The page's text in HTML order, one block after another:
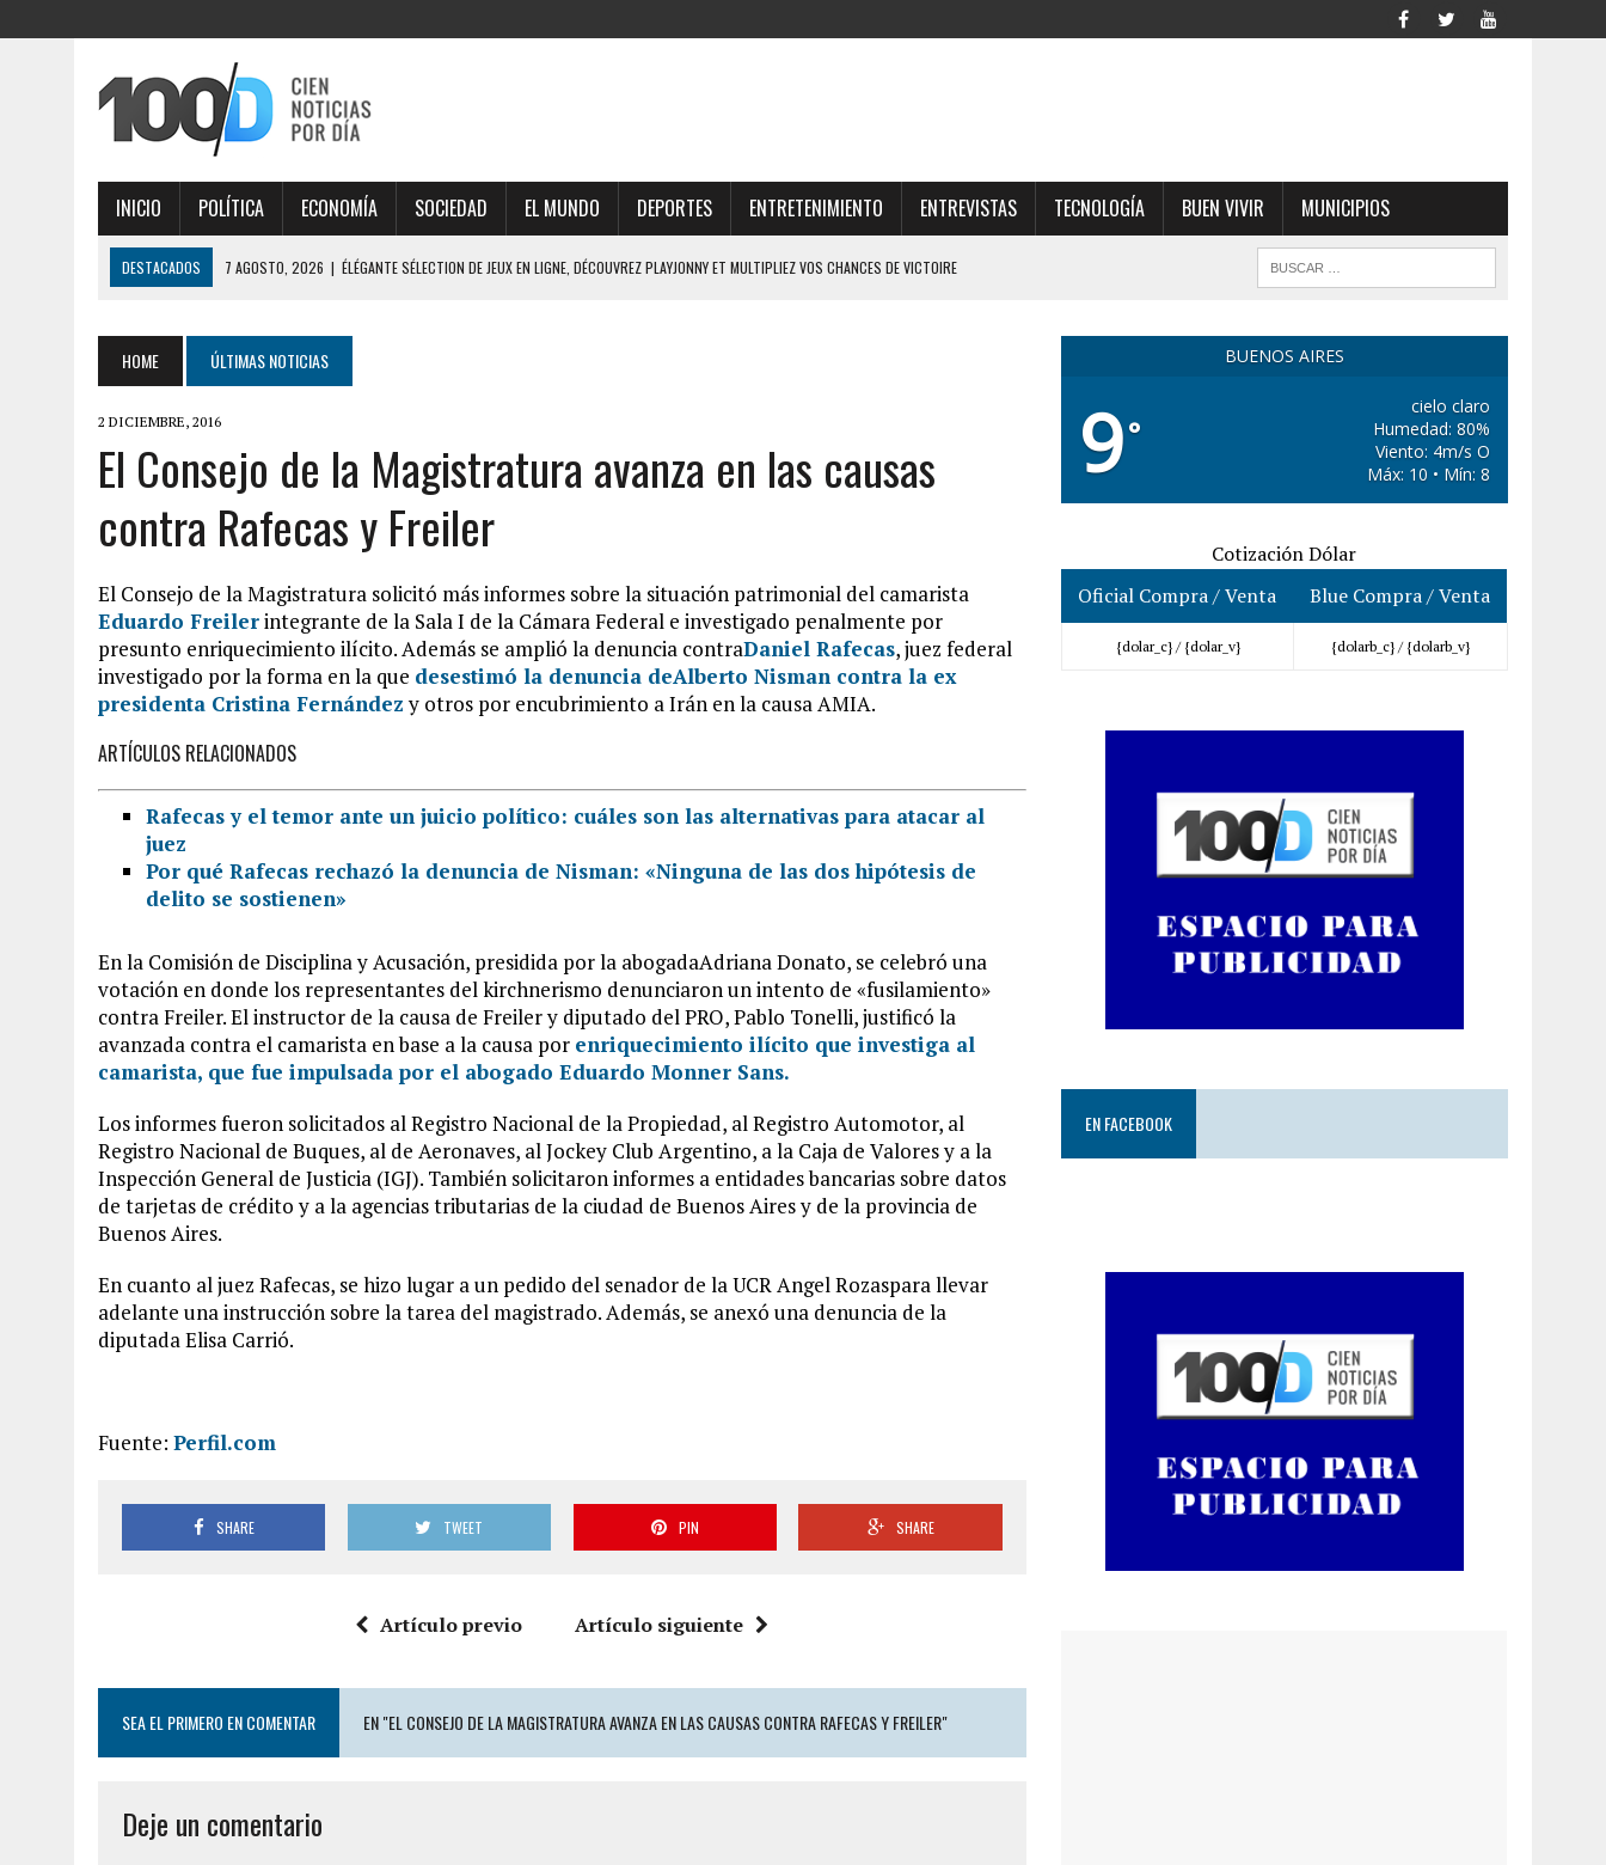
INICIO POLÍTICA ECONOMÍA SOCIEDAD EL MUNDO DEPORTES ENTRETENIMIENTO ENTREVISTAS TECNOLOGÍA BUEN VIVIR MUNICIPIOS
DESTACADOS 7 AGOSTO, 2026 | ÉLÉGANTE SÉLECTION DE JEUX EN LIGNE, DÉCOUVREZ PLAYJONNY ET MULTIPLIEZ VOS CHANCES DE VICTOIRE
7 AGOSTO, 2026
7 AGOSTO, 2026 | IMPORTANTE ANÁLISE DE MERCADO COM THORFORTUNE E ESTRATÉGIAS PARA O FUTURO FINANCEIRO
7 AGOSTO, 2026
7 AGOSTO, 2026 | SÉCURITÉ MAXIMALE, PROFITEZ PLEINEMENT DES OFFRES DU CASINO SUISSE EN LIGNE ET GAGNEZ GROS
HOME ÚLTIMAS NOTICIAS
2 DICIEMBRE, 2016
El Consejo de la Magistratura avanza en las causas
contra Rafecas y Freiler
El Consejo de la Magistratura solicitó más informes sobre la situación patrimonial del camarista
Eduardo Freilerintegrante de la Sala I de la Cámara Federal e investigado penalmente por
presunto enriquecimiento ilícito. Además se amplió la denuncia contraDaniel Rafecas, juez federal
investigado por la forma en la que desestimó la denuncia deAlberto Nisman contra la ex
presidenta Cristina Fernándezy otros por encubrimiento a Irán en la causa AMIA.
ARTÍCULOS RELACIONADOS
Rafecas y el temor ante un juicio político: cuáles son las alternativas para atacar al
juez
Por qué Rafecas rechazó la denuncia de Nisman: «Ninguna de las dos hipótesis de
delito se sostienen»
En la Comisión de Disciplina y Acusación, presidida por la abogadaAdriana Donato, se celebró una
votación en donde los representantes del kirchnerismo denunciaron un intento de «fusilamiento»
contra Freiler. El instructor de la causa de Freiler y diputado del PRO, Pablo Tonelli, justificó la
avanzada contra el camarista en base a la causa por enriquecimiento ilícito que investiga al
camarista, que fue impulsada por el abogado Eduardo Monner Sans.
Los informes fueron solicitados al Registro Nacional de la Propiedad, al Registro Automotor, al
Registro Nacional de Buques, al de Aeronaves, al Jockey Club Argentino, a la Caja de Valores y a la
Inspección General de Justicia (IGJ). También solicitaron informes a entidades bancarias sobre datos
de tarjetas de crédito y a la agencias tributarias de la ciudad de Buenos Aires y de la provincia de
Buenos Aires.
En cuanto al juez Rafecas, se hizo lugar a un pedido del senador de la UCR Angel Rozaspara llevar
adelante una instrucción sobre la tarea del magistrado. Además, se anexó una denuncia de la
diputada Elisa Carrió.
Fuente: Perfil.com
SHARE TWEET PIN SHARE
Artículo previo Artículo siguiente
SEA EL PRIMERO EN COMENTAR EN "EL CONSEJO DE LA MAGISTRATURA AVANZA EN LAS CAUSAS CONTRA RAFECAS Y FREILER"
Deje un comentario
BUENOS AIRES
9°
cielo claro
Humedad: 80%
Viento: 4m/s O
Máx: 10 • Mín: 8
Cotización Dólar
Oficial Compra / Venta
Blue Compra / Venta
{dolar_c} / {dolar_v} {dolarb_c} / {dolarb_v}
EN FACEBOOK